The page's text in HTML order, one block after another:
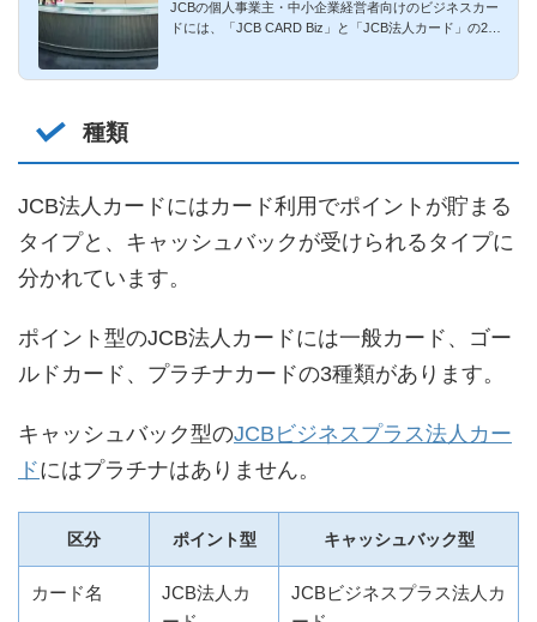
JCBの個人事業主・中小企業経営者向けのビジネスカー
ドには、「JCB CARD Biz」と「JCB法人カード」の2種
種類
JCB法人カードにはカード利用でポイントが貯まる
タイプと、キャッシュバックが受けられるタイプに
分かれています。
ポイント型のJCB法人カードには一般カード、ゴー
ルドカード、プラチナカードの3種類があります。
キャッシュバック型のJCBビジネスプラス法人カー
ドにはプラチナはありません。
区分 ポイント型 キャッシュバック型
カード名
JCB法人カ
JCBビジネスプラス法人カ